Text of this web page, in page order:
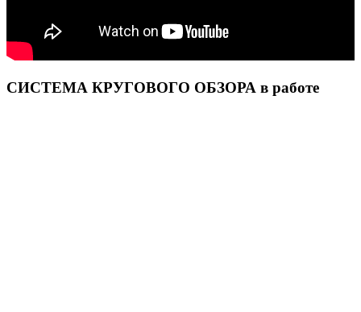
СИСТЕМА КРУГОВОГО ОБЗОРА в работе